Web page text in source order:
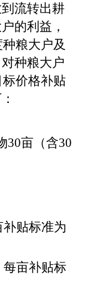
流转出耕
的利益，
粮大户及
种粮大户
价格补贴
30亩（含30
贴标准为
每亩补贴标